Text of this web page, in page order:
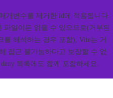
개변수를 제거한 id에 적용됩니다.
파일이든 읽을 수 있으므로(거부된
를 해석하는 경우 포함), Vite는 거
접근 불가능하다고 보장할 수 없
목록에도 함께 포함하세요.